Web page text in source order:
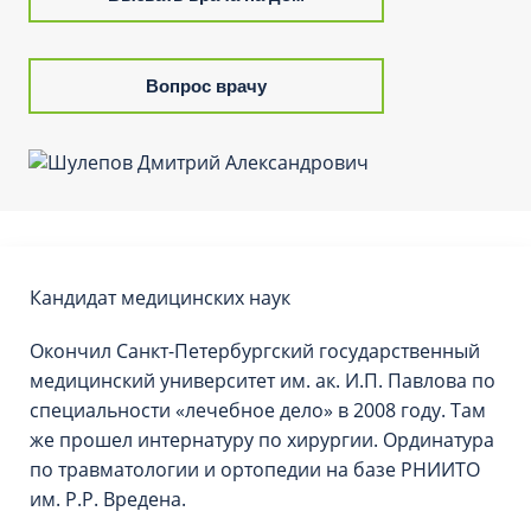
Вопрос врачу
Кандидат медицинских наук
Окончил Санкт-Петербургский государственный
медицинский университет им. ак. И.П. Павлова по
специальности «лечебное дело» в 2008 году. Там
же прошел интернатуру по хирургии. Ординатура
по травматологии и ортопедии на базе РНИИТО
им. Р.Р. Вредена.